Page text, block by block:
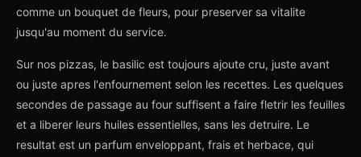
comme un bouquet de fleurs, pour preserver sa vitalite
jusqu'au moment du service.
Sur nos pizzas, le basilic est toujours ajoute cru, juste avant
ou juste apres l'enfournement selon les recettes. Les quelques
secondes de passage au four suffisent a faire fletrir les feuilles
et a liberer leurs huiles essentielles, sans les detruire. Le
resultat est un parfum enveloppant, frais et herbace, qui